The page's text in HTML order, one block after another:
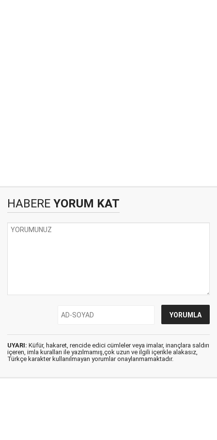
HABERE YORUM KAT
UYARI: Küfür, hakaret, rencide edici cümleler veya imalar, inançlara saldırı
içeren, imla kuralları ile yazılmamış,çok uzun ve ilgili içerikle alakasız,
Türkçe karakter kullanılmayan yorumlar onaylanmamaktadır.